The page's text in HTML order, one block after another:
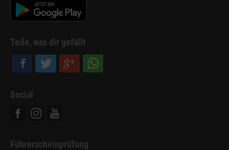
Teile, was dir gefällt
Social
Führerscheinprüfung